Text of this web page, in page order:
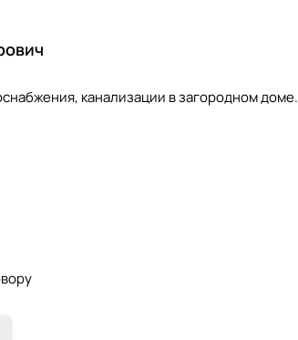
канализации в загородном доме.